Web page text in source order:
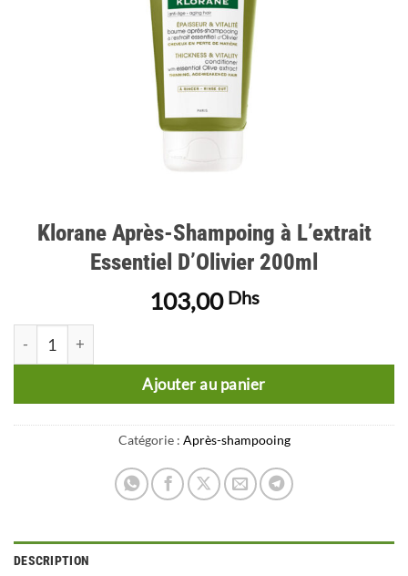
Klorane Après-Shampoing à L’extrait
Essentiel D’Olivier 200ml
103,00 Dhs
quantité de Klorane Après-Shampoing à L'extrait Essentiel
Ajouter au panier
Catégorie : Après-shampooing
DESCRIPTION